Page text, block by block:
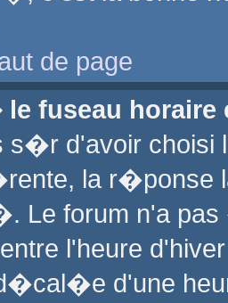
de page
fuseau horaire
d'avoir choisi
la r�ponse
Le forum n'a
entre l'heure
d'une